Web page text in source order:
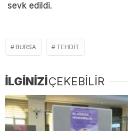
sevk edildi.
BURSA TEHDIT
İLGİNİZİÇEKEBİLİR